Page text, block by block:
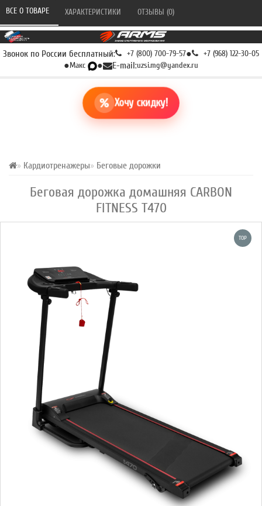
Звонок по России бесплатный: +7 (800) 700-79-57● +7 (968) 122-30-05
●Макс ● E-mail:uzsi.mg@yandex.ru
Хочу скидку!
Кардиотренажеры Беговые дорожки
Беговая дорожка домашняя CARBON
FITNESS T470
ВСЕ О ТОВАРЕ ХАРАКТЕРИСТИКИ ОТЗЫВЫ (0)
TOP